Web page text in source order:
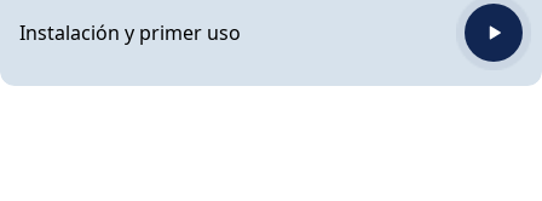
Instalación y primer uso